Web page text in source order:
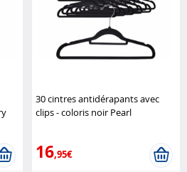
30 cintres antidérapants avec
clips - coloris noir Pearl
16,95€